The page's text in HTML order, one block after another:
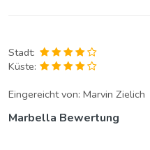
Stadt:
Küste:
Eingereicht von: Marvin Zielich
Marbella Bewertung